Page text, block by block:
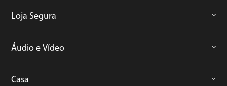
Loja Segura
Áudio e Vídeo
Casa